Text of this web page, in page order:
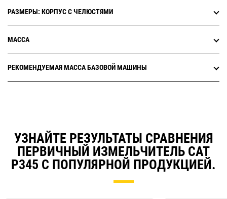
РАЗМЕРЫ: КОРПУС С ЧЕЛЮСТЯМИ
МАССА
РЕКОМЕНДУЕМАЯ МАССА БАЗОВОЙ МАШИНЫ
УЗНАЙТЕ РЕЗУЛЬТАТЫ СРАВНЕНИЯ
ПЕРВИЧНЫЙ ИЗМЕЛЬЧИТЕЛЬ CAT
P345 С ПОПУЛЯРНОЙ ПРОДУКЦИЕЙ.